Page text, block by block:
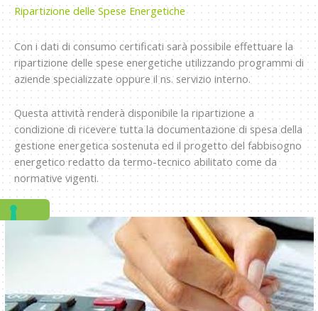
Ripartizione delle Spese Energetiche
Con i dati di consumo certificati sarà possibile effettuare la
ripartizione delle spese energetiche utilizzando programmi di
aziende specializzate oppure il ns. servizio interno.
Questa attività renderà disponibile la ripartizione a
condizione di ricevere tutta la documentazione di spesa della
gestione energetica sostenuta ed il progetto del fabbisogno
energetico redatto da termo-tecnico abilitato come da
normative vigenti.